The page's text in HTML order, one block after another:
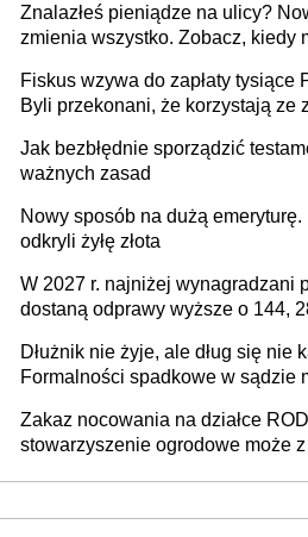
Znalazłeś pieniądze na ulicy?
zmienia wszystko. Zobacz, kiedy
Fiskus wzywa do zapłaty tysiące
Byli przekonani, że korzystają ze
Jak bezbłędnie sporządzić
ważnych zasad
Nowy sposób na dużą emeryturę.
odkryli żyłę złota
W 2027 r. najniżej wynagradzani
dostaną odprawy wyższe o 144,
Dłużnik nie żyje, ale dług się nie
Formalności spadkowe w sądzie
zmarłego
Zakaz nocowania na działce
stowarzyszenie ogrodowe może